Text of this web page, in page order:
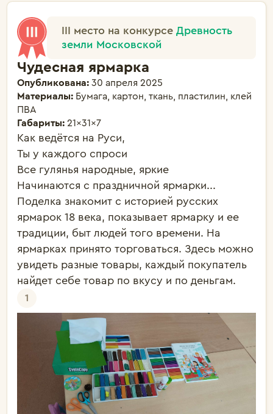
III место на конкурсе Древность
земли Московской
Чудесная ярмарка
Опубликована: 30 апреля 2025
Материалы: Бумага, картон, ткань, пластилин, клей
ПВА
Габариты: 21×31×7
Как ведётся на Руси,
Ты у каждого спроси
Все гулянья народные, яркие
Начинаются с праздничной ярмарки...
Поделка знакомит с историей русских
ярмарок 18 века, показывает ярмарку и ее
традиции, быт людей того времени. На
ярмарках принято торговаться. Здесь можно
увидеть разные товары, каждый покупатель
найдет себе товар по вкусу и по деньгам.
1